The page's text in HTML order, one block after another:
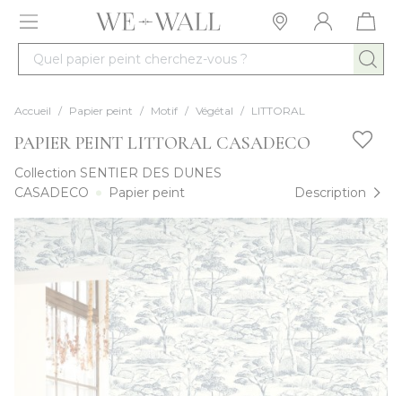
Allez au contenu
Quel papier peint cherchez-vous ?
Accueil / Papier peint / Motif / Végétal / LITTORAL
PAPIER PEINT LITTORAL CASADECO
Collection SENTIER DES DUNES
CASADECO
Papier peint Description